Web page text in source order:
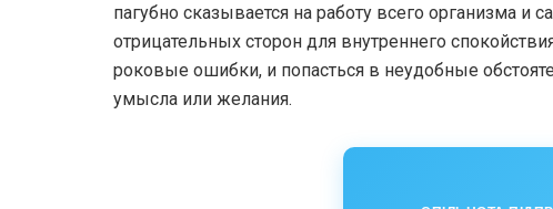
пагубно сказывается на работу всего организма
отрицательных сторон для внутреннего
роковые ошибки, и попасться в неудобные
умысла или желания.